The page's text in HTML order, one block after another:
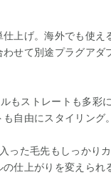
上げ。海外でも使え
せて別途プラグアダ
もストレートも多彩
自由にスタイリング。
った毛先もしっかりカ
仕上がりを変えられ